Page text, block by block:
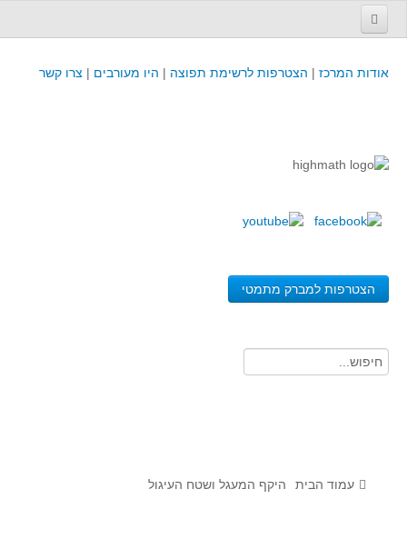
אודות המרכז | הצטרפות לרשימת תפוצה | היו מעורבים | צרו קשר
הצטרפות למברק מתמטי
קורסים והשתלמויות של מרכז המורים - כולל תוצרים
קורסים, כנסים והשתלמויות בארץ - מידע לשנה זו
משאבי הוראה ולמידה
לומדים בחט"ע
בית ספר יסודי
תוצרים מימי עיון וסדנאות - "קשר חם"
עמוד הבית היקף המעגל ושטח העיגול